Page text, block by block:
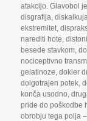
atakcijo. Glavobol
disgrafija,
ekstremitet,
narediti hote,
besede stavkom,
nociceptivno
gelatinoze,dokler
dolgotrajen potek,
konča usodno,
pride do poškodbe
obrobju tega polja